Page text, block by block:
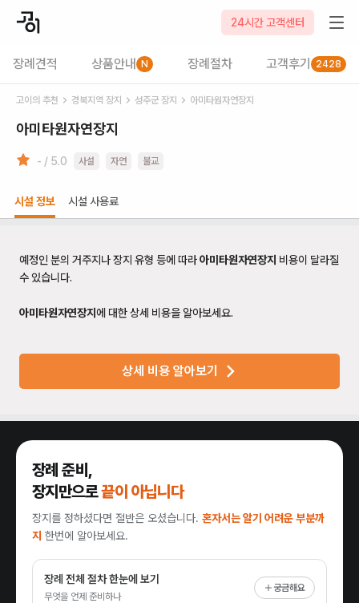
24시간 고객센터
장례견적 상품안내 N 장례절차 고객후기 2428
고이의 추천 경북지역 장지 성주군 장지 아미타원자연장지
아미타원자연장지
- / 5.0 사설 자연 불교
시설 정보 시설 사용료
예정인 분의 거주지나 장지 유형 등에 따라아미타원자연장지 비용이 달라질
수 있습니다.
아미타원자연장지에 대한 상세 비용을 알아보세요.
상세 비용 알아보기
장례 준비,
장지만으로끝이 아닙니다
장지를 정하셨다면 절반은 오셨습니다. 혼자서는 알기 어려운 부분까
지 한번에 알아보세요.
장례 전체 절차 한눈에 보기
무엇을 언제 준비하나
궁금해요